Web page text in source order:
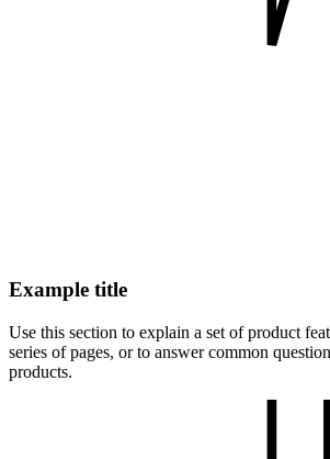
Example title
Use this section to explain a set of product
series of pages, or to answer common
products.